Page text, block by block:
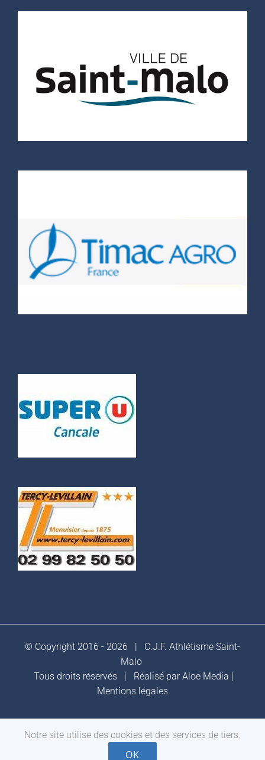
© Copyright 2016 - 2026 | C.J.F. Athlétisme Saint-
Malo
Tous droits réservés | Réalisé parAloe Media
Mentions légales
Facebook
Notre site utilise des cookies et des services de tiers.
OK